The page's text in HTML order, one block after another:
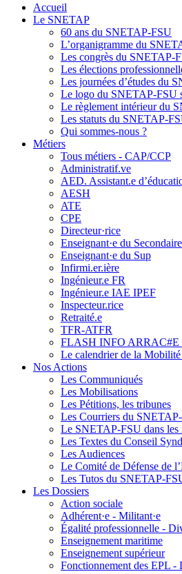
Accueil
Le SNETAP
60 ans du SNETAP-FSU
L’organigramme du
Les congrès du SNETAP-
Les élections
Les journées d’études du
Le logo du SNETAP-FSU
Le règlement intérieur du
Les statuts du SNETAP-
Qui sommes-nous ?
Métiers
Tous métiers - CAP/CCP
Administratif.ve
AED. Assistant.e
AESH
ATE
CPE
Directeur·rice
Enseignant·e du Secondaire
Enseignant·e du Sup
Infirmi.er.ière
Ingénieur.e FR
Ingénieur.e IAE IPEF
Inspecteur.rice
Retraité.e
TFR-ATFR
FLASH INFO ARRAC#E
Le calendrier de la
Nos Actions
Les Communiqués
Les Mobilisations
Les Pétitions, les tribunes
Les Courriers du
Le SNETAP-FSU dans les
Les Textes du Conseil
Les Audiences
Le Comité de Défense de
Les Tutos du SNETAP-
Les Dossiers
Action sociale
Adhérent·e - Militant·e
Égalité professionnelle -
Enseignement maritime
Enseignement supérieur
Fonctionnement des EPL -